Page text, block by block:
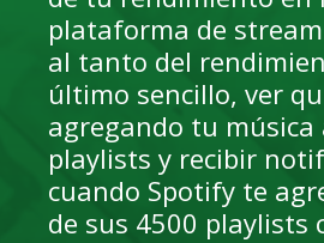
plataforma de
al tanto del
último sencillo, ver
agregando tu música
playlists y recibir
cuando Spotify te
de sus 4500 playlists